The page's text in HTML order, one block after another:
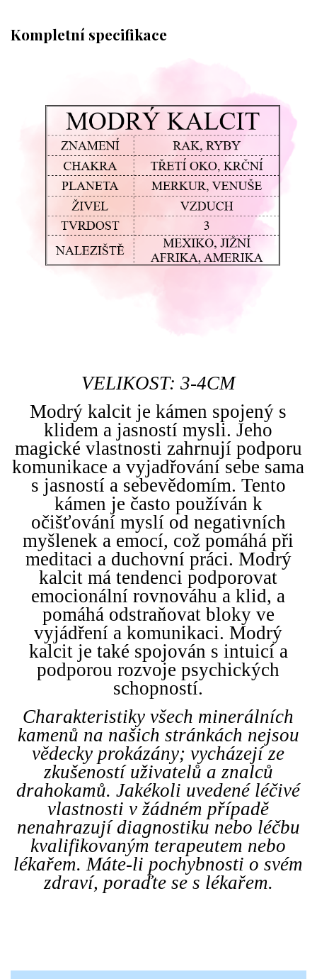
Kompletní specifikace
VELIKOST: 3-4CM
Modrý kalcit je kámen spojený s
klidem a jasností mysli. Jeho
magické vlastnosti zahrnují podporu
komunikace a vyjadřování sebe sama
s jasností a sebevědomím. Tento
kámen je často používán k
očišťování myslí od negativních
myšlenek a emocí, což pomáhá při
meditaci a duchovní práci. Modrý
kalcit má tendenci podporovat
emocionální rovnováhu a klid, a
pomáhá odstraňovat bloky ve
vyjádření a komunikaci. Modrý
kalcit je také spojován s intuicí a
podporou rozvoje psychických
schopností.
Charakteristiky všech minerálních
kamenů na našich stránkách nejsou
vědecky prokázány; vycházejí ze
zkušeností uživatelů a znalců
drahokamů. Jakékoli uvedené léčivé
vlastnosti v žádném případě
nenahrazují diagnostiku nebo léčbu
kvalifikovaným terapeutem nebo
lékařem. Máte-li pochybnosti o svém
zdraví, poraďte se s lékařem.